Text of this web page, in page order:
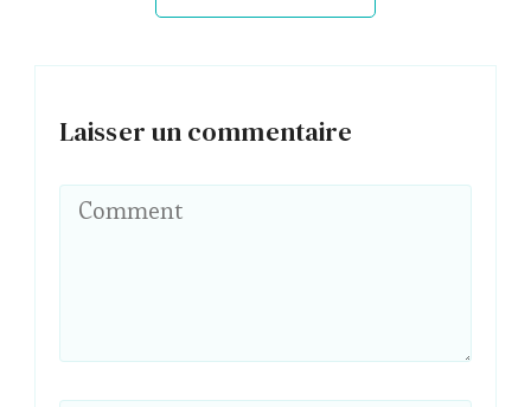
Laisser un commentaire